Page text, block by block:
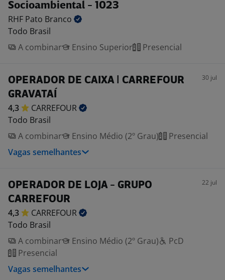
Socioambiental - 1023
RHF Pato Branco
Todo Brasil
A combinar
Ensino Superior Presencial
OPERADOR DE CAIXA | CARREFOUR
GRAVATAÍ
30 jul
4,3
CARREFOUR
Todo Brasil
A combinar
Ensino Médio (2º Grau)
Presencial
Vagas semelhantes
OPERADOR DE LOJA - GRUPO
CARREFOUR
22 jul
4,3
CARREFOUR
Todo Brasil
A combinar
Ensino Médio (2º Grau)
PcD
Presencial
Vagas semelhantes